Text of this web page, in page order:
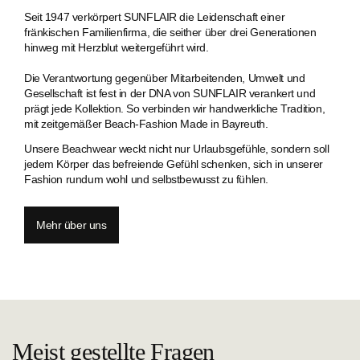
Seit 1947 verkörpert SUNFLAIR die Leidenschaft einer
fränkischen Familien­firma, die seither über drei Generationen
hinweg mit Herzblut weitergeführt wird.
Die Verantwortung gegenüber Mitarbeitenden, Umwelt und
Gesellschaft ist fest in der DNA von SUNFLAIR verankert und
prägt jede Kollektion. So verbinden wir handwerkliche Tradition,
mit zeitgemäßer Beach-Fashion Made in Bayreuth.
Unsere Beachwear weckt nicht nur Urlaubsgefühle, sondern soll
jedem Körper das befreiende Gefühl schenken, sich in unserer
Fashion rundum wohl und selbstbewusst zu fühlen.
Mehr über uns
Meist gestellte Fragen